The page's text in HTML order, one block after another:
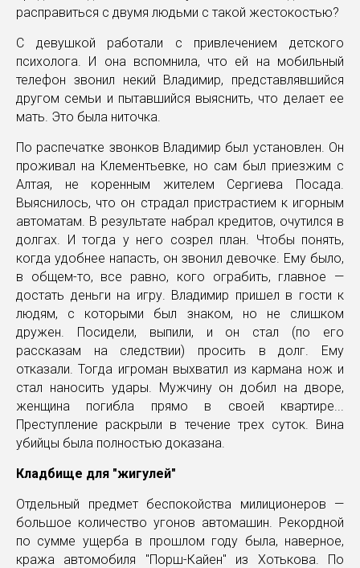
расправиться с двумя людьми с такой жестокостью?
С девушкой работали с привлечением детского
психолога. И она вспомнила, что ей на мобильный
телефон звонил некий Владимир, представлявшийся
другом семьи и пытавшийся выяснить, что делает ее
мать. Это была ниточка.
По распечатке звонков Владимир был установлен. Он
проживал на Клементьевке, но сам был приезжим с
Алтая, не коренным жителем Сергиева Посада.
Выяснилось, что он страдал пристрастием к игорным
автоматам. В результате набрал кредитов, очутился в
долгах. И тогда у него созрел план. Чтобы понять,
когда удобнее напасть, он звонил девочке. Ему было,
в общем-то, все равно, кого ограбить, главное —
достать деньги на игру. Владимир пришел в гости к
людям, с которыми был знаком, но не слишком
дружен. Посидели, выпили, и он стал (по его
рассказам на следствии) просить в долг. Ему
отказали. Тогда игроман выхватил из кармана нож и
стал наносить удары. Мужчину он добил на дворе,
женщина погибла прямо в своей квартире...
Преступление раскрыли в течение трех суток. Вина
убийцы была полностью доказана.
Кладбище для "жигулей"
Отдельный предмет беспокойства милиционеров —
большое количество угонов автомашин. Рекордной
по сумме ущерба в прошлом году была, наверное,
кража автомобиля "Порш-Кайен" из Хотькова. По